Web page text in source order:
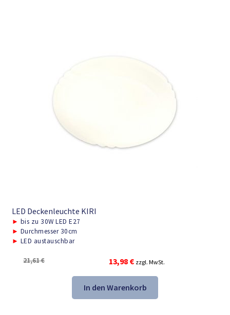
LED Deckenleuchte KIRI
► bis zu 30W LED E27
► Durchmesser 30cm
► LED austauschbar
21,61€
Ursprünglicher
Preis
war:
21,61 €
13,98 €Aktueller
Preis
ist:
13,98 €.
zzgl. MwSt.
In den Warenkorb